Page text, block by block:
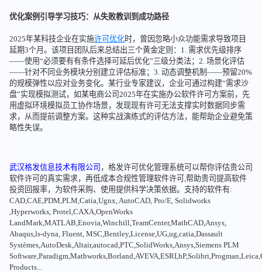
优化案例引导学习技巧：从失败教训到成功路径
2025年某科技企业在实施许可优化时，曾因忽略小众功能需求导致项目
延期3个月。该项目团队后来总结出三个黄金定则：1. 需求优先级排序
——使用“必须要有有条件选择可延后优化”三级分类法；2. 场景化评估
——针对不同业务模块分别建立评估标准；3. 动态调整机制——预留20%
的规模弹性以应对业务变化。某行业专家建议，企业可通过构建“需求沙
盘”实现模拟测试，如某电商公司2025年在实施办公软件许可方案前，先
用虚拟环境模拟员工协作场景，发现现有许可无法支撑实时数据同步需
求，从而提前调整方案。这种实战演练式的评估方法，能帮助企业避免策
略性失误。
武汉格发信息技术有限公司 ，格发许可优化管理系统可以帮你评估贵公司
软件许可的真实需求，再低成本合规性管理软件许可,帮助贵司提高软件
投资回报率，为软件采购、使用提供科学决策依据。支持的软件有:
CAD,CAE,PDM,PLM,Catia,Ugnx, AutoCAD, Pro/E, Solidworks
,Hyperworks, Protel,CAXA,OpenWorks
LandMark,MATLAB,Enovia,Winchill,TeamCenter,MathCAD,Ansys,
Abaqus,ls-dyna, Fluent, MSC,Bentley,License,UG,ug,catia,Dassault
Systèmes,AutoDesk,Altair,autocad,PTC,SolidWorks,Ansys,Siemens PLM
Products...